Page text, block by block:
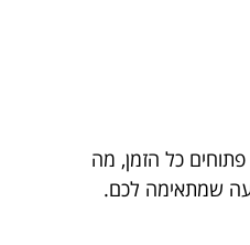
פתוחים כל הזמן, מה
שמתאימה לכם.